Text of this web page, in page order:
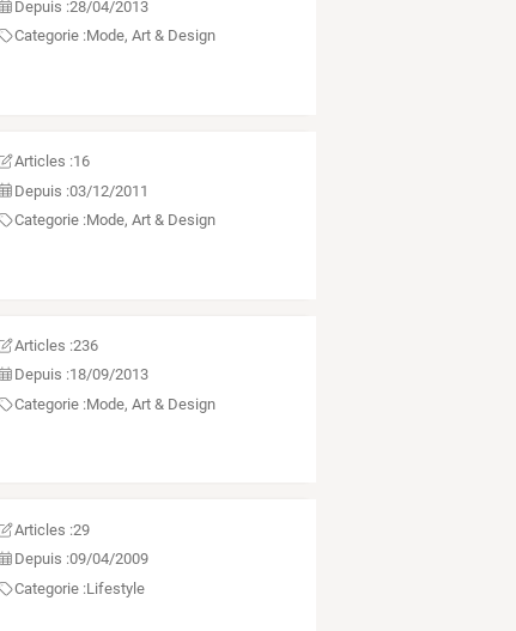
Depuis :28/04/2013
Categorie :Mode, Art & Design
Articles :16
Depuis :03/12/2011
Categorie :Mode, Art & Design
Articles :236
Depuis :18/09/2013
Categorie :Mode, Art & Design
Articles :29
Depuis :09/04/2009
Categorie :Lifestyle